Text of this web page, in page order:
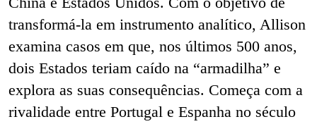
transformá-la em instrumento analítico, Allison
examina casos em que, nos últimos 500 anos,
dois Estados teriam caído na “armadilha” e
explora as suas consequências. Começa com a
rivalidade entre Portugal e Espanha no século